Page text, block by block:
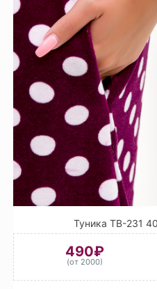
Туника ТВ-231
490₽
(от 2000)